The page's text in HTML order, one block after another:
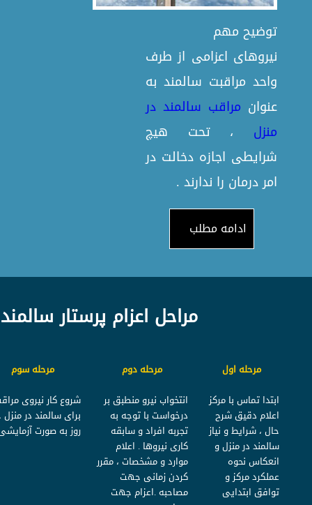
توضیح مهم
نیروهای اعزامی از طرف
واحد مراقبت سالمند به
عنوان مراقب سالمند در
منزل ، تحت هیچ
شرایطی اجازه دخالت در
امر درمان را ندارند .
ادامه مطلب
مراحل اعزام پرستار
مرحله اول مرحله دوم
مرحله سوم
ابتدا تماس با مرکز
اعلام دقیق شرح
حال ، شرایط و نیاز
سالمند در منزل و
انعکاس نحوه
عملکرد مرکز و
توافق ابتدایی
انتخواب نیرو منطبق بر
درخواست با توجه به
تجربه افراد و سابقه
کاری نیروها . اعلام
موارد و مشخصات ، مقرر
کردن زمانی جهت
مصاحبه .اعزام جهت
شروع کار نیروی
برای سالمند در منزل
روز به صورت